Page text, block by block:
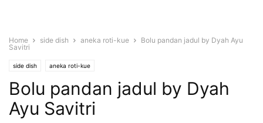
Home side dish aneka roti-kue
Bolu pandan jadul by Dyah Ayu
Savitri
side dish aneka roti-kue
Bolu pandan jadul by Dyah
Ayu Savitri